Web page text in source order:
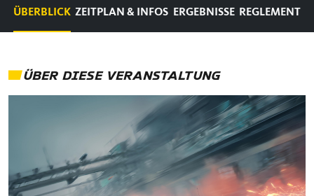
ÜBERBLICK ZEITPLAN & INFOS ERGEBNISSE REGLEMENT
ÜBER DIESE VERANSTALTUNG